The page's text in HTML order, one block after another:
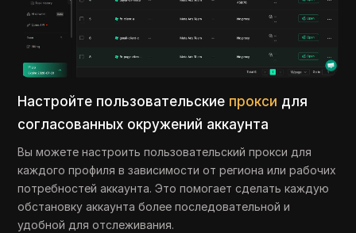
Настройте пользовательские прокси для
согласованных окружений аккаунта
Вы можете настроить пользовательский прокси для
каждого профиля в зависимости от региона или рабочих
потребностей аккаунта. Это помогает сделать каждую
обстановку аккаунта более последовательной и
удобной для отслеживания.